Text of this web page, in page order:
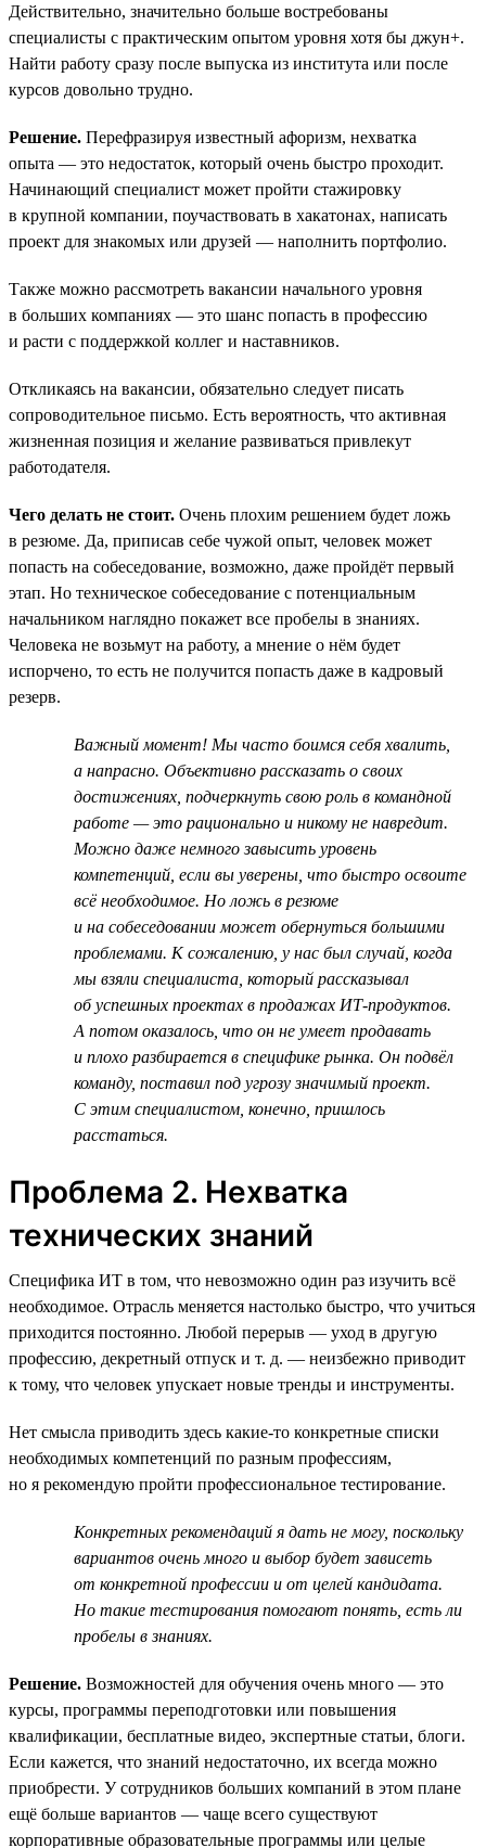
Действительно, значительно больше востребованы
специалисты с практическим опытом уровня хотя бы джун+.
Найти работу сразу после выпуска из института или после
курсов довольно трудно.
Решение. Перефразируя известный афоризм, нехватка
опыта — это недостаток, который очень быстро проходит.
Начинающий специалист может пройти стажировку
в крупной компании, поучаствовать в хакатонах, написать
проект для знакомых или друзей — наполнить портфолио.
Также можно рассмотреть вакансии начального уровня
в больших компаниях — это шанс попасть в профессию
и расти с поддержкой коллег и наставников.
Откликаясь на вакансии, обязательно следует писать
сопроводительное письмо. Есть вероятность, что активная
жизненная позиция и желание развиваться привлекут
работодателя.
Чего делать не стоит. Очень плохим решением будет ложь
в резюме. Да, приписав себе чужой опыт, человек может
попасть на собеседование, возможно, даже пройдёт первый
этап. Но техническое собеседование с потенциальным
начальником наглядно покажет все пробелы в знаниях.
Человека не возьмут на работу, а мнение о нём будет
испорчено, то есть не получится попасть даже в кадровый
резерв.
Важный момент! Мы часто боимся себя хвалить,
а напрасно. Объективно рассказать о своих
достижениях, подчеркнуть свою роль в командной
работе — это рационально и никому не навредит.
Можно даже немного завысить уровень
компетенций, если вы уверены, что быстро освоите
всё необходимое. Но ложь в резюме
и на собеседовании может обернуться большими
проблемами. К сожалению, у нас был случай, когда
мы взяли специалиста, который рассказывал
об успешных проектах в продажах ИТ-продуктов.
А потом оказалось, что он не умеет продавать
и плохо разбирается в специфике рынка. Он подвёл
команду, поставил под угрозу значимый проект.
С этим специалистом, конечно, пришлось
расстаться.
Проблема 2. Нехватка
технических знаний
Специфика ИТ в том, что невозможно один раз изучить всё
необходимое. Отрасль меняется настолько быстро, что учиться
приходится постоянно. Любой перерыв — уход в другую
профессию, декретный отпуск и т. д. — неизбежно приводит
к тому, что человек упускает новые тренды и инструменты.
Нет смысла приводить здесь какие-то конкретные списки
необходимых компетенций по разным профессиям,
но я рекомендую пройти профессиональное тестирование.
Конкретных рекомендаций я дать не могу, поскольку
вариантов очень много и выбор будет зависеть
от конкретной профессии и от целей кандидата.
Но такие тестирования помогают понять, есть ли
пробелы в знаниях.
Решение. Возможностей для обучения очень много — это
курсы, программы переподготовки или повышения
квалификации, бесплатные видео, экспертные статьи, блоги.
Если кажется, что знаний недостаточно, их всегда можно
приобрести. У сотрудников больших компаний в этом плане
ещё больше вариантов — чаще всего существуют
корпоративные образовательные программы или целые